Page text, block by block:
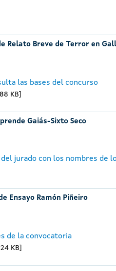
Relato Breve de Terror en
las bases del concurso
KB
Gaiás-Sixto Seco
del jurado con los nombres de
Ensayo Ramón Piñeiro
de la convocatoria
KB